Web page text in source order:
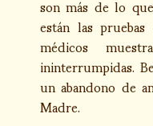
están las
médicos
ininterrumpidas.
un abandono de
Madre.